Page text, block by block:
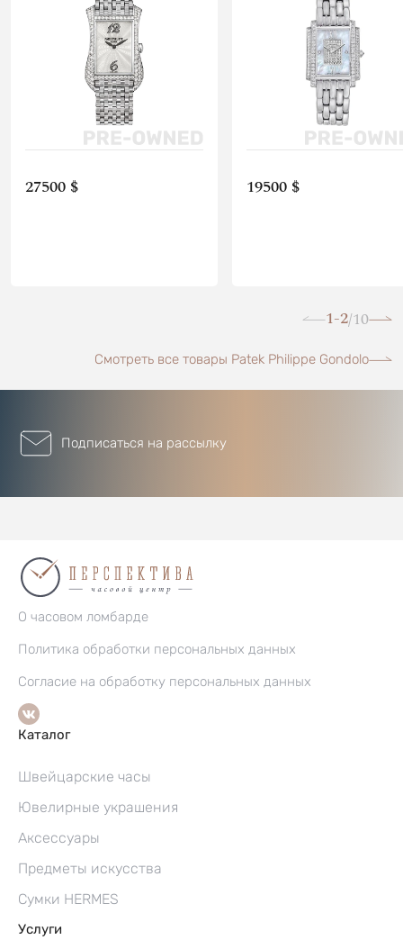
27500 $ 19500 $
1-2/10
Смотреть все товары Patek Philippe Gondolo
Подписаться на рассылку
О часовом ломбарде
Политика обработки персональных данных
Согласие на обработку персональных данных
Каталог
Швейцарские часы
Ювелирные украшения
Аксессуары
Предметы искусства
Сумки HERMES
Услуги